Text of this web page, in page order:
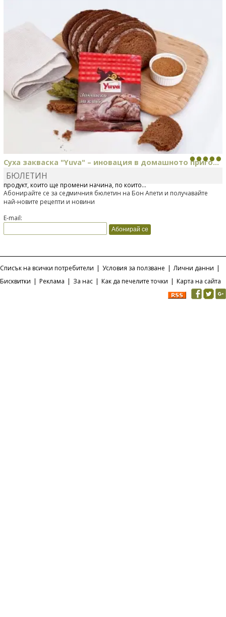
Суха закваска "Yuva" – иновация в домашното приго...
Отскоро Лесафр България стартира предлагането на изцяло нов
продукт, който ще промени начина, по който...
БЮЛЕТИН
Абонирайте се за седмичния бюлетин на Бон Апети и получавайте
най-новите рецепти и новини
E-mail:
Списък на всички потребители | Условия за ползване | Лични данни |
Бисквитки | Реклама | За нас | Как да печелите точки | Карта на сайта